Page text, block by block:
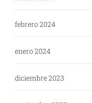
febrero 2024
enero 2024
diciembre 2023